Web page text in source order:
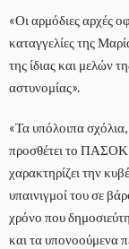
«Οι αρμόδιες αρχές
καταγγελίες της
της ίδιας και μελών
αστυνομίας».
«Τα υπόλοιπα
προσθέτει το ΠΑΣΟΚ,
χαρακτηρίζει την
υπαινιγμοί του σε
χρόνο που
και τα υπονοούμενα